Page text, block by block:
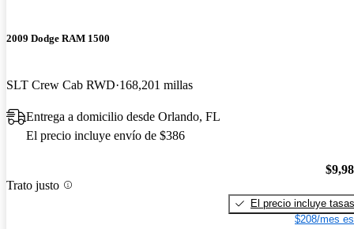
2009 Dodge RAM 1500
SLT Crew Cab RWD 168,201 millas
Entrega a domicilio desde Orlando, FL
El precio incluye envío de $386
Trato justo
El precio incluye tasas
$208/mes